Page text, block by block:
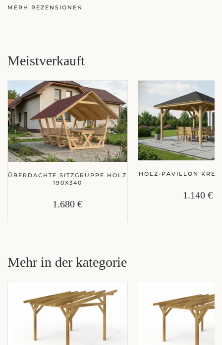
MERH REZENSIONEN
Meistverkauft
ÜBERDACHTE SITZGRUPPE HOLZ
190X340
1.680 €
HOLZ-PAVILLON
1.140 €
Mehr in der kategorie